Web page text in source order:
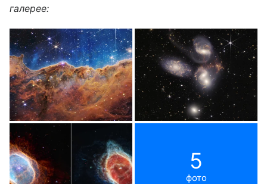
галерее:
5
фото